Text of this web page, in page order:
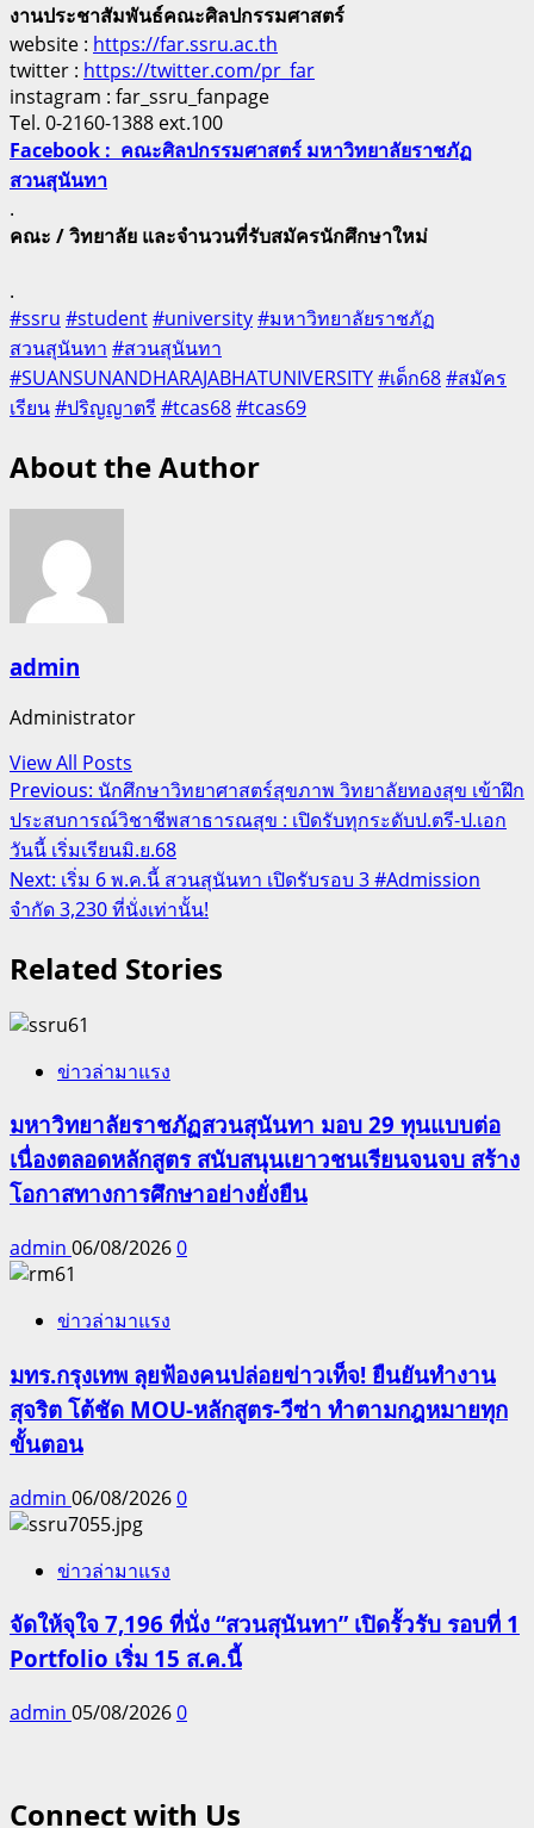
งานประชาสัมพันธ์คณะศิลปกรรมศาสตร์
website : https://far.ssru.ac.th
twitter : https://twitter.com/pr_far
instagram : far_ssru_fanpage
Tel. 0-2160-1388 ext.100
Facebook : คณะศิลปกรรมศาสตร์ มหาวิทยาลัยราชภัฏ
สวนสุนันทา
.
คณะ / วิทยาลัย และจำนวนที่รับสมัครนักศึกษาใหม่
.
#ssru #student#university#มหาวิทยาลัยราชภัฏ
สวนสุนันทา #สวนสุนันทา
#SUANSUNANDHARAJABHATUNIVERSITY#เด็ก68#สมัคร
เรียน#ปริญญาตรี #tcas68#tcas69
About the Author
admin
Administrator
View All Posts
Post
navigation
Previous: นักศึกษาวิทยาศาสตร์สุขภาพ วิทยาลัยทองสุข เข้าฝึก
ประสบการณ์วิชาชีพสาธารณสุข : เปิดรับทุกระดับป.ตรี-ป.เอก
วันนี้ เริ่มเรียนมิ.ย.68
Next: เริ่ม 6 พ.ค.นี้ สวนสุนันทา เปิดรับรอบ 3 #Admission
จำกัด 3,230 ที่นั่งเท่านั้น!
Related Stories
ข่าวล่ามาแรง
มหาวิทยาลัยราชภัฏสวนสุนันทา มอบ 29 ทุนแบบต่อ
เนื่องตลอดหลักสูตร สนับสนุนเยาวชนเรียนจนจบ สร้าง
โอกาสทางการศึกษาอย่างยั่งยืน
admin 06/08/20260
ข่าวล่ามาแรง
มทร.กรุงเทพ ลุยฟ้องคนปล่อยข่าวเท็จ! ยืนยันทำงาน
สุจริต โต้ชัด MOU-หลักสูตร-วีซ่า ทำตามกฎหมายทุก
ขั้นตอน
admin 06/08/20260
ข่าวล่ามาแรง
จัดให้จุใจ 7,196 ที่นั่ง “สวนสุนันทา” เปิดรั้วรับ รอบที่ 1
Portfolio เริ่ม 15 ส.ค.นี้
admin 05/08/20260
Connect with Us